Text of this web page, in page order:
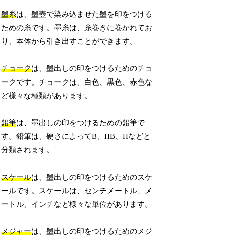
墨糸は、墨壺で染み込ませた墨を印をつける
ための糸です。墨糸は、糸巻きに巻かれてお
り、本体から引き出すことができます。
チョークは、墨出しの印をつけるためのチョ
ークです。チョークは、白色、黒色、赤色な
ど様々な種類があります。
鉛筆は、墨出しの印をつけるための鉛筆で
す。鉛筆は、硬さによってB、HB、Hなどと
分類されます。
スケールは、墨出しの印をつけるためのスケ
ールです。スケールは、センチメートル、メ
ートル、インチなど様々な単位があります。
メジャーは、墨出しの印をつけるためのメジ